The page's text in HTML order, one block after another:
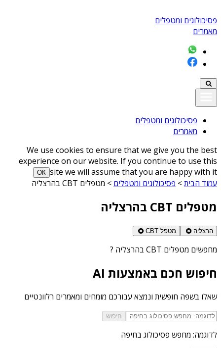
פסיכולוגים ומטפלים
מאמרים
פסיכולוגים ומטפלים
מאמרים
We use cookies to ensure that we give you the best
experience on our website. If you continue to use this
site we will assume that you are happy with it
ОК
עמוד הבית> פסיכולוגים ומטפלים > מטפלים CBT בהרצליה
מטפלים CBT בהרצליה
הרצליה מטפל CBT
מחפשים מטפלים CBT בהרצליה ?
חיפוש חכם באמצעות AI
שאלו בשפה חופשית ונמצא עבורכם מומחים ומאמרים רלוונטיים
חיפוש
לדוגמה: מחפש פסיכולוג בחיפה